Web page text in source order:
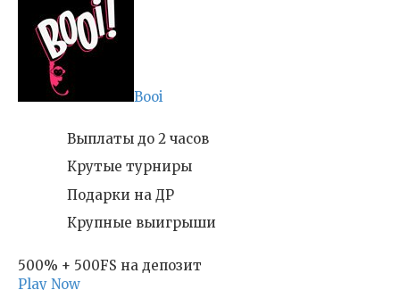
Booi
Выплаты до 2 часов
Крутые турниры
Подарки на ДР
Крупные выигрыши
500% + 500FS на депозит
Play Now